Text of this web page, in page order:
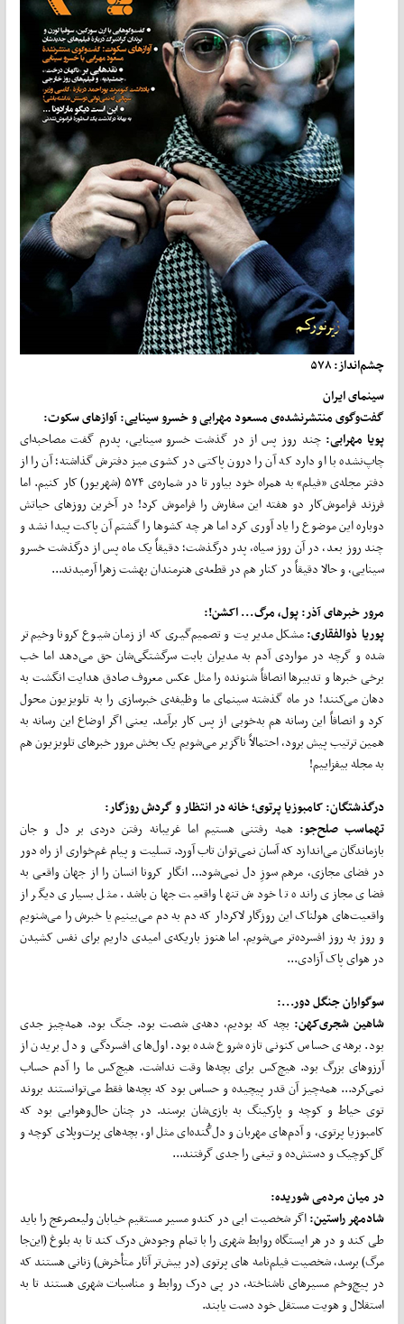
چشم‌انداز: ۵۷۸
سینمای ایران
گفت‌وگوی منتشرنشده‌ی مسعود مهرابی و خسرو سینایی: آوازهای سکوت:
پویا مهرابی:چند روز پس از در گذشت خسرو سینایی، پدرم گفت مصاحبه‌ای
چاپ‌نشده با او دارد که آن را درون پاکتی در کشوی میز دفترش گذاشته؛ آن را از
دفتر مجله‌ی «فیلم» به همراه خود بیاور تا در شماره‌ی ۵۷۴ (شهریور) کار کنیم. اما
فرزند فراموش‌کار دو هفته این سفارش را فراموش کرد! در آخرین روزهای حیاتش
دوباره این موضوع را یاد آوری کرد اما هر چه کشوها را گشتم آن پاکت پیدا نشد و
چند روز بعد، در آن روز سیاه، پدر درگذشت؛ دقیقاً یک ماه پس از درگذشت خسرو
سینایی، و حالا دقیقاً در کنار هم در قطعه‌ی هنرمندان بهشت زهرا آرمیدند...
مرور خبرهای آذر: پول، مرگ... اکشن!:
پوریا ذوالفقاری:مشکل مدیریت و تصمیم‌گیری که از زمان شیوع کرونا وخیم‌تر
شده و گرچه در مواردی آدم به مدیران بابت سرگشتگی‌شان حق می‌دهد اما خب
برخی خبرها و تدبیرها انصافاً شنونده را مثل عکس معروف صادق هدایت انگشت به
دهان می‌کنند! در ماه گذشته سینمای ما وظیفه‌ی خبرسازی را به تلویزیون محول
کرد و انصافاً این رسانه هم به‌خوبی از پس کار برآمد. یعنی اگر اوضاع این رسانه به
همین ترتیب پیش برود، احتمالاً ناگزیر می‌شویم یک بخش مرور خبرهای تلویزیون هم
به مجله بیفزاییم!
درگذشتگان: کامبوزیا پرتوی؛ خانه در انتظار و گردش روزگار:
تهماسب صلح‌جو:همه رفتنی هستیم اما غریبانه رفتن دردی بر دل و جان
بازماندگان می‌اندازد که آسان نمی‌توان تاب آورد. تسلیت و پیام غم‌خواری از راه دور
در فضای مجازی، مرهم سوزِ دل نمی‌شود... انگار کرونا انسان را از جهان واقعی به
فضای مجازی رانده تا خودش تنها واقعیت جهان باشد. مثل بسیاری دیگر از
واقعیت‌های هولناک این روزگار لاکردار که دم به دم می‌بینیم یا خبرش را می‌شنویم
و روز به روز افسرده‌تر می‌شویم. اما هنوز باریکه‌ی امیدی داریم برای نفس کشیدن
در هوای پاک آزادی...
سوگواران جنگل دور...:
شاهین شجری‌کهن:بچه که بودیم، دهه‌ی شصت بود. جنگ بود. همه‌چیز جدی
بود. برهه‌ی حساس کنونی تازه شروع شده بود. اول‌های افسردگی و دل بریدن از
آرزوهای بزرگ بود. هیچ‌کس برای بچه‌ها وقت نداشت. هیچ‌کس ما را آدم حساب
نمی‌کرد... همه‌چیز آن قدر پیچیده و حساس بود که بچه‌ها فقط می‌توانستند بروند
توی حیاط و کوچه و پارکینگ به بازی‌شان برسند. در چنان حال‌وهوایی بود که
کامبوزیا پرتوی، و آدم‌های مهربان و دل‌گُنده‌ای مثل او، بچه‌های پرت‌وپلای کوچه و
گل‌کوچیک و دستش‌ده و تیغی را جدی گرفتند...
در میان مردمی شوریده:
شادمهر راستین:اگر شخصیت ابی در کندو مسیر مستقیم خیابان ولیعصرعج را باید
طی کند و در هر ایستگاه روابط شهری را با تمام وجودش درک کند تا به بلوغ (این‌جا
مرگ) برسد، شخصیت فیلم‌نامه های پرتوی (در بیش‌تر آثار متأخرش) زنانی هستند که
در پیچ‌وخم مسیرهای ناشناخته، در پی درک روابط و مناسبات شهری هستند تا به
استقلال و هویت مستقل خود دست یابند.